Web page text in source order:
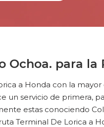
Ochoa. para
a Honda con la
servicio de primera,
estas conociendo
Terminal De Lorica a